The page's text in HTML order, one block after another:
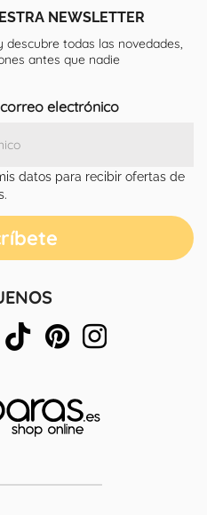
NEWSLETTER
todas las novedades,
antes que nadie
electrónico
datos para recibir ofertas de